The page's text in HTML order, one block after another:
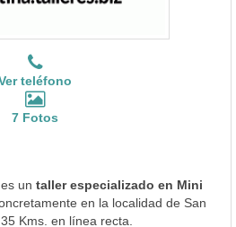
teléfono
7 Fotos
un taller especializado en Mini
en la localidad de San
Kms. en línea recta.